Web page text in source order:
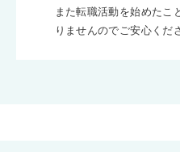
また転職活動を始めたこ
りませんのでご安心くだ